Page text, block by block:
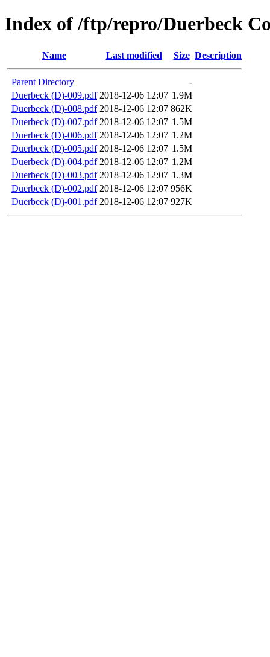
Index of /ftp/repro/Duerbeck
Name Last modified Size Description
Parent Directory
-
Duerbeck (D)-009.pdf 2018-12-06 12:07 1.9M
Duerbeck (D)-008.pdf 2018-12-06 12:07 862K
Duerbeck (D)-007.pdf 2018-12-06 12:07 1.5M
Duerbeck (D)-006.pdf 2018-12-06 12:07 1.2M
Duerbeck (D)-005.pdf 2018-12-06 12:07 1.5M
Duerbeck (D)-004.pdf 2018-12-06 12:07 1.2M
Duerbeck (D)-003.pdf 2018-12-06 12:07 1.3M
Duerbeck (D)-002.pdf 2018-12-06 12:07 956K
Duerbeck (D)-001.pdf 2018-12-06 12:07 927K